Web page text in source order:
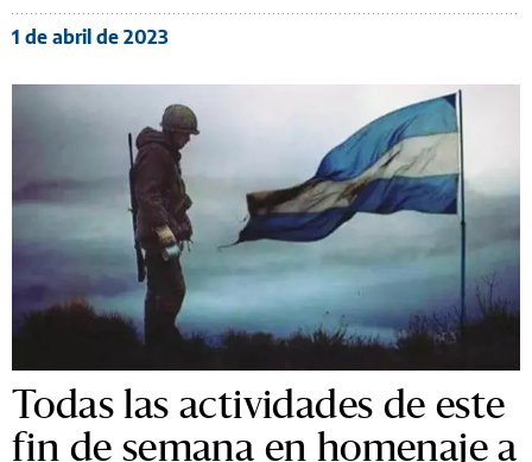
1 de abril de 2023
Todas las actividades de este
fin de semana en homenaje a